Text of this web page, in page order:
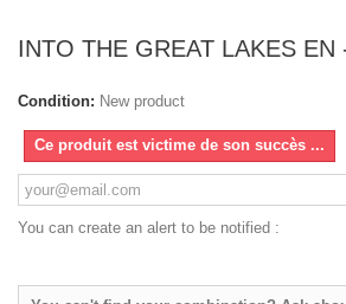
INTO THE GREAT LAKES EN
Condition: New product
Ce produit est victime de son succès ...
You can create an alert to be notified :